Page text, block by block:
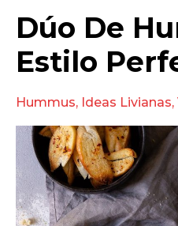
Dúo De
Estilo
Hummus, Ideas Livianas,